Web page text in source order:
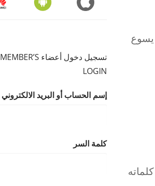
يسوع
تسجيل دخول أعضاء MEMBER’S
LOGIN
إسم الحساب أو البريد الالكتروني
كلمة السر